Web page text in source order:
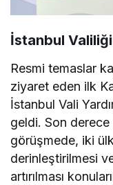
İstanbul
Resmi temaslar
ziyaret eden ilk
İstanbul Vali
geldi. Son
görüşmede, iki
derinleştirilmesi ve
artırılması